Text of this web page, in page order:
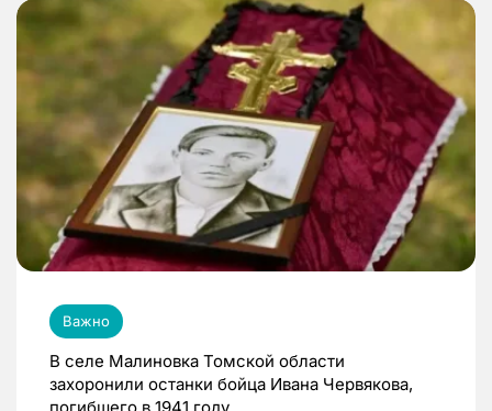
Важно
В селе Малиновка Томской области
захоронили останки бойца Ивана Червякова,